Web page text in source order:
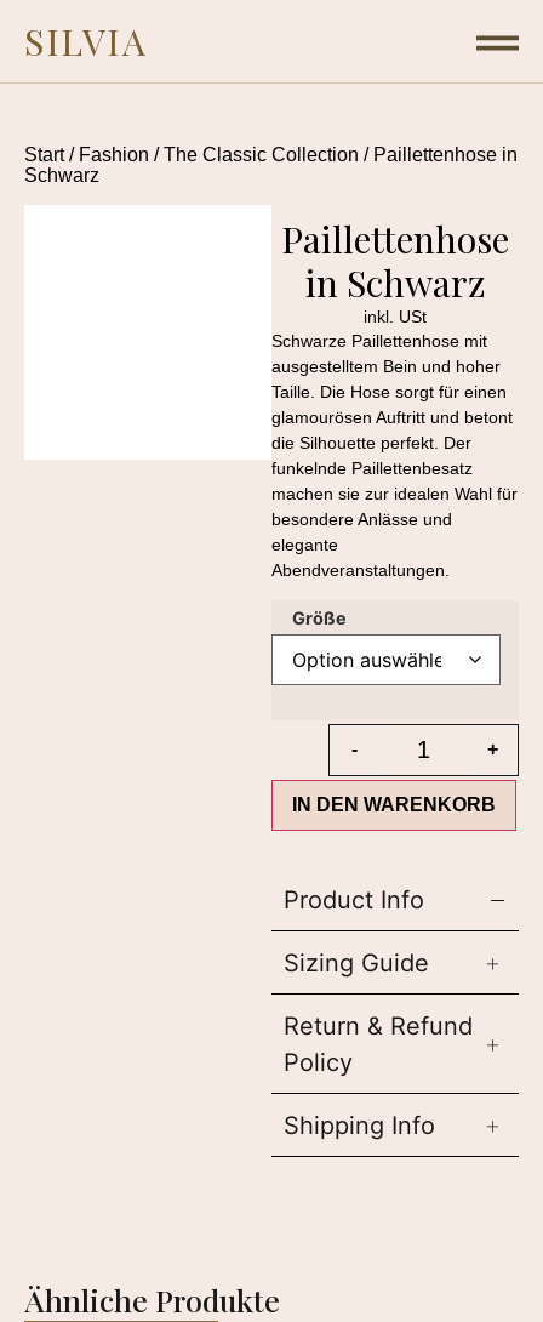
SILVIA
Start/ Fashion /The Classic Collection / Paillettenhose in
Schwarz
Paillettenhose
in Schwarz
inkl. USt
Schwarze Paillettenhose mit
ausgestelltem Bein und hoher
Taille. Die Hose sorgt für einen
glamourösen Auftritt und betont
die Silhouette perfekt. Der
funkelnde Paillettenbesatz
machen sie zur idealen Wahl für
besondere Anlässe und
elegante
Abendveranstaltungen.
Größe
- +
IN DEN WARENKORB
Product Info
Sizing Guide
Return & Refund
Policy
Shipping Info
Ähnliche Produkte